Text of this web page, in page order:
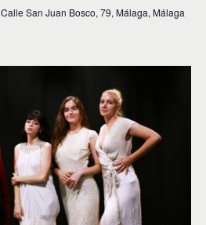
Calle San Juan Bosco, 79, Málaga, Málaga